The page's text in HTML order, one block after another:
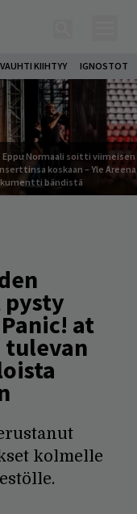
VAUHTI KIIHTYY IGNOSTOT
Eppu Normaali soitti viimeisen
koskaan – Yle
bändistä
at
tulevan
kolmelle